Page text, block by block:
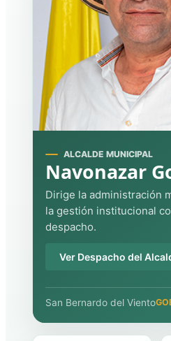
ALCALDE MUNICIPAL
Navonazar
Dirige la administración
la gestión institucional
despacho.
Ver Despacho del
San Bernardo del Viento